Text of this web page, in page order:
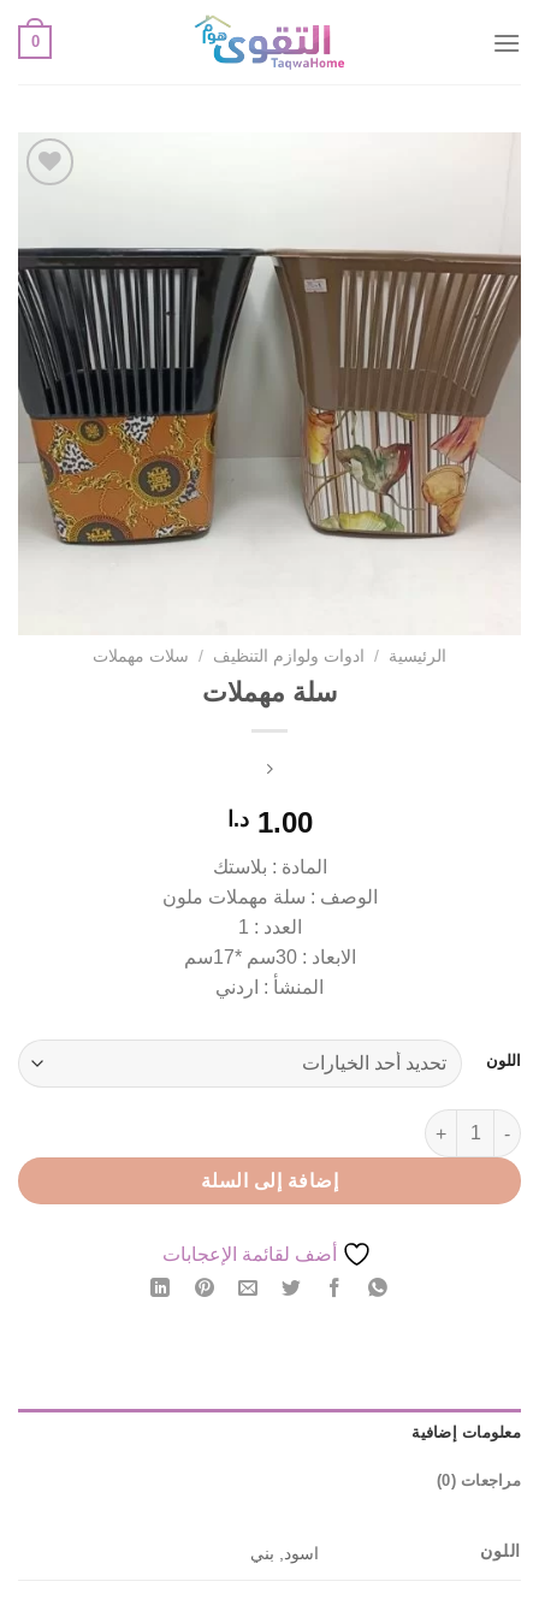
0
أضف
لقائمة
الإعجابات
الرئيسية / ادوات ولوازم التنظيف / سلات مهملات
سلة مهملات
1.00 د.ا
المادة : بلاستك
الوصف : سلة مهملات ملون
العدد : 1
الابعاد : 30سم *17سم
المنشأ : اردني
اللون
كمية سلة مهملات
إضافة إلى السلة
أضف لقائمة الإعجابات
معلومات إضافية
مراجعات (0)
اللون اسود, بني